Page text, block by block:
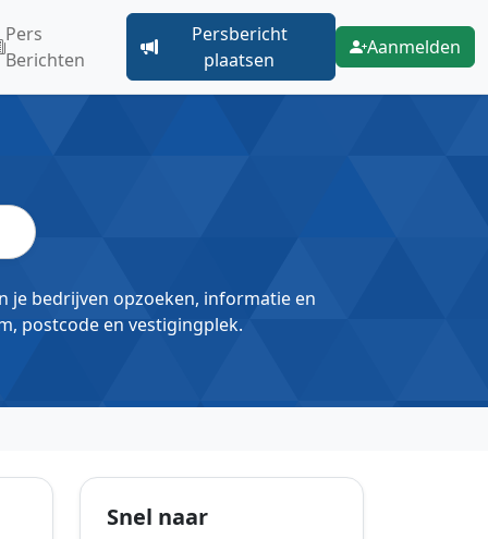
Pers
Berichten
Persbericht
plaatsen
Aanmelden
je bedrijven opzoeken, informatie en
postcode en vestigingplek.
Snel naar